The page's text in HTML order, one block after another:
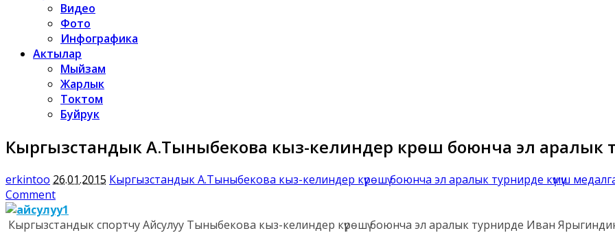
Видео
Фото
Инфографика
Актылар
Мыйзам
Жарлык
Токтом
Буйрук
Кыргызстандык А.Тыныбекова кыз-келиндер күрөшү боюнча эл аралык
erkintoo 26.01.2015 Кыргызстандык А.Тыныбекова кыз-келиндер күрөшү боюнча эл аралык турнирде күмүш
Comment
Кыргызстандык спортчу Айсулуу Тыныбекова кыз-келиндер күрөшү боюнча эл аралык турнирде Иван